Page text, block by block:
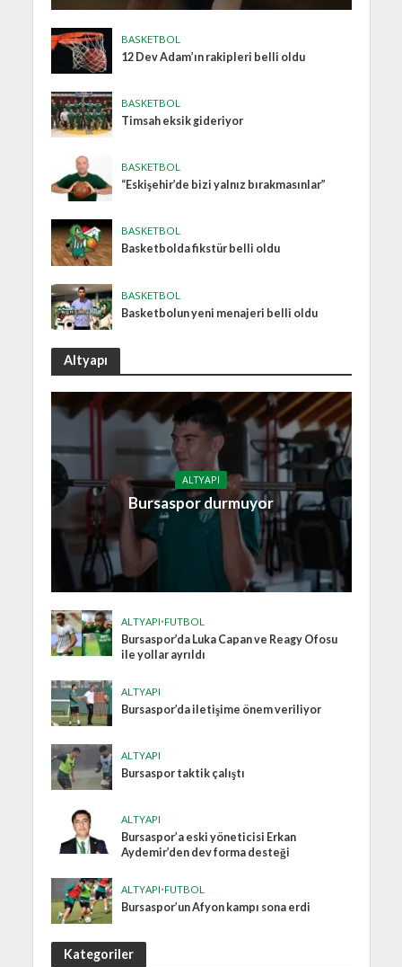
BASKETBOL
12 Dev Adam’ın rakipleri belli oldu
BASKETBOL
Timsah eksik gideriyor
BASKETBOL
“Eskişehir’de bizi yalnız bırakmasınlar”
BASKETBOL
Basketbolda fikstür belli oldu
BASKETBOL
Basketbolun yeni menajeri belli oldu
Altyapı
ALTYAPI
Bursaspor durmuyor
ALTYAPI•FUTBOL
Bursaspor’da Luka Capan ve Reagy Ofosu
ile yollar ayrıldı
ALTYAPI
Bursaspor’da iletişime önem veriliyor
ALTYAPI
Bursaspor taktik çalıştı
ALTYAPI
Bursaspor’a eski yöneticisi Erkan
Aydemir’den dev forma desteği
ALTYAPI•FUTBOL
Bursaspor’un Afyon kampı sona erdi
Kategoriler